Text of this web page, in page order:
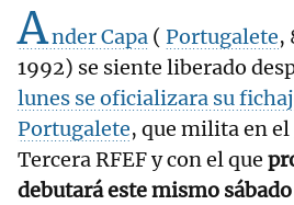
Ander Capa ( Portugalete,
1992) se siente liberado
lunes se oficializara su
Portugalete, que milita en el
Tercera RFEF y con el que
debutará este mismo